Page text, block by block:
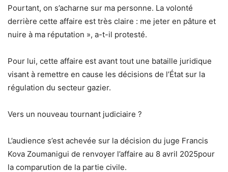
Pourtant, on s’acharne sur ma personne. La volonté
derrière cette affaire est très claire : me jeter en pâture et
nuire à ma réputation », a-t-il protesté.
Pour lui, cette affaire est avant tout une bataille juridique
visant à remettre en cause les décisions de l’État sur la
régulation du secteur gazier.
Vers un nouveau tournant judiciaire ?
L’audience s’est achevée sur la décision du juge Francis
Kova Zoumanigui de renvoyer l’affaire au 8 avril 2025pour
la comparution de la partie civile.